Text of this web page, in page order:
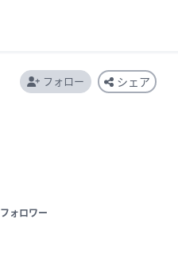
フォロワー
フォロー シェア